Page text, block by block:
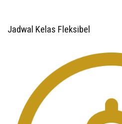
Jadwal Kelas Fleksibel